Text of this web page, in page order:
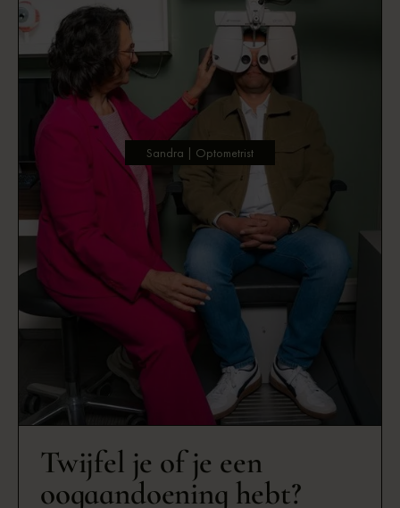
Twijfel je of je een
oogaandoening hebt?
Sandra | Optometrist